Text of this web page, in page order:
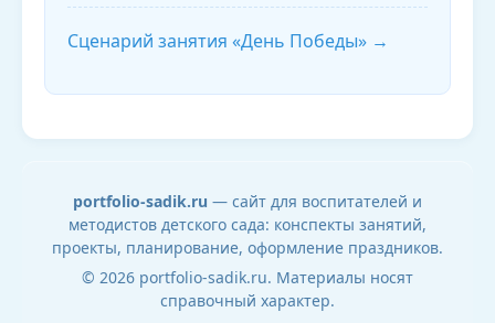
Сценарий занятия «День Победы» →
portfolio-sadik.ru — сайт для воспитателей и
методистов детского сада: конспекты занятий,
проекты, планирование, оформление праздников.
© 2026 portfolio-sadik.ru. Материалы носят
справочный характер.